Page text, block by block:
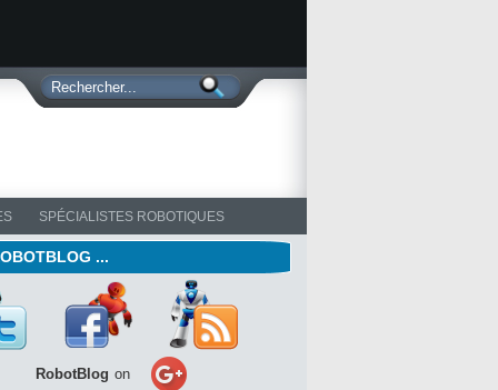
SPÉCIALISTES ROBOTIQUES
...
RobotBlog on